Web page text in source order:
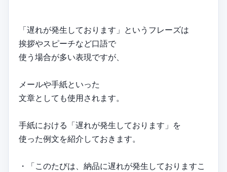
「遅れが発生しております」というフレーズは
挨拶やスピーチなど口語で
使う場合が多い表現ですが、
メールや手紙といった
文章としても使用されます。
手紙における「遅れが発生しております」を
使った例文を紹介しておきます。
・「このたびは、納品に遅れが発生しておりますこ